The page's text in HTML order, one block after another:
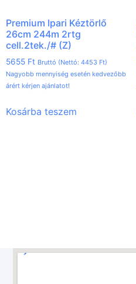
Premium Ipari Kéztörlő
26cm 244m 2rtg
cell.2tek./# (Z)
5655 Ft Bruttó (Nettó: 4453 Ft)
Nagyobb mennyiség esetén kedvezőbb
árért kérjen ajánlatot!
Kosárba teszem